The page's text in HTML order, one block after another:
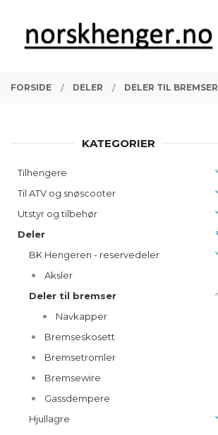
innholdet
PRODUKTER
FORSIDE DELER DELER TIL BREMSER
KATEGORIER
Tilhengere
Til ATV og snøscooter
Utstyr og tilbehør
Deler
BK Hengeren - reservedeler
Aksler
Deler til bremser
Navkapper
Bremseskosett
Bremsetromler
Bremsewire
Gassdempere
Hjullagre